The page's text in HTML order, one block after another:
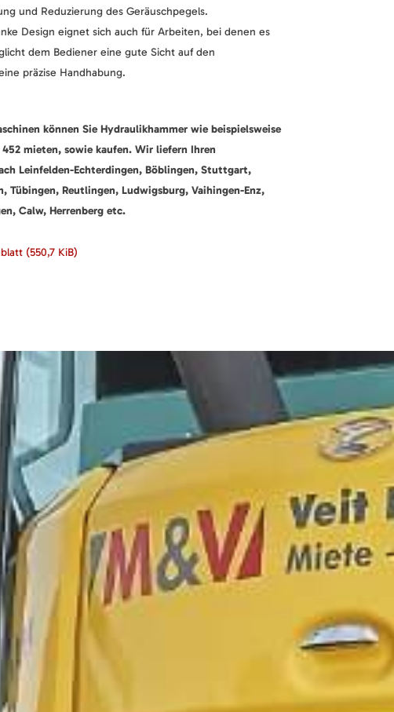
und Reduzierung des Geräuschpegels.
Design eignet sich auch für Arbeiten, bei denen es
dem Bediener eine gute Sicht auf den
präzise Handhabung.
können Sie Hydraulikhammer wie beispielsweise
mieten, sowie kaufen. Wir liefern Ihren
Leinfelden-Echterdingen, Böblingen, Stuttgart,
Tübingen, Reutlingen, Ludwigsburg, Vaihingen-Enz,
Calw, Herrenberg etc.
(550,7 KiB)